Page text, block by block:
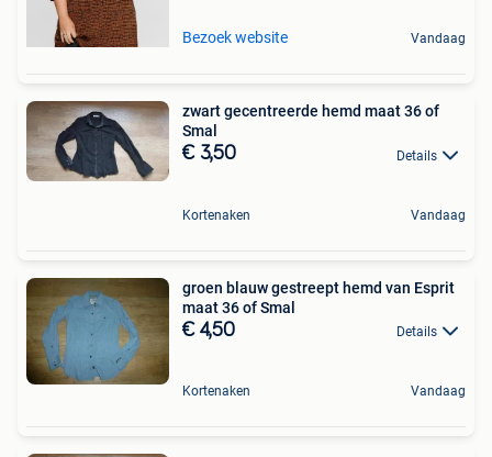
Bezoek website Vandaag
zwart gecentreerde hemd maat 36 of
Smal
€ 3,50 Details
Kortenaken Vandaag
groen blauw gestreept hemd van Esprit
maat 36 of Smal
€ 4,50 Details
Kortenaken Vandaag